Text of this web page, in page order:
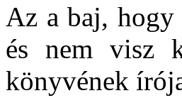
Az a baj, hogy
és nem visz
könyvének